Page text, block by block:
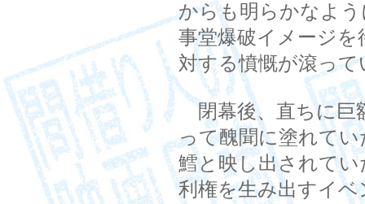
からも明らかなよ
事堂爆破イメージ
対する憤慨が滾っ
閉幕後、直ちに巨
って醜聞に塗れて
鱈と映し出されて
利権を生み出すイ